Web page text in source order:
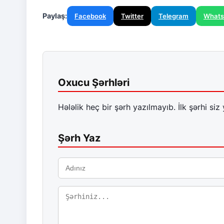
Paylaş: Facebook Twitter Telegram
Oxucu Şərhləri
Hələlik heç bir şərh yazılmayıb. İlk şərhi siz
Şərh Yaz